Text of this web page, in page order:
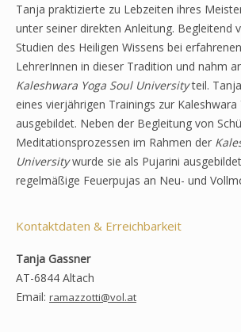
Tanja praktizierte zu Lebzeiten ihres
unter seiner direkten Anleitung. Begleitend
Studien des Heiligen Wissens bei
LehrerInnen in dieser Tradition und nahm
Kaleshwara Yoga Soul Universityteil.
eines vierjährigen Trainings zur Kaleshwara
ausgebildet. Neben der Begleitung von
Meditationsprozessen im Rahmen der
Universitywurde sie als Pujarini
regelmäßige Feuerpujas an Neu- und
Kontaktdaten & Erreichbarkeit
Tanja Gassner
AT-6844 Altach
Email: ramazzotti@vol.at